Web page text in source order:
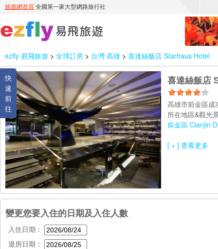
ezfly 易飛旅遊 > 全球訂房 > 台灣 高雄 > 喜達絲飯店 Starhaus Hotel
快
速
前
往
喜達絲飯店
高雄市前金區
所在地區&觀光
前金區 Cianjin
[ + ] 查看更多
變更您要入住的日期及入住人數
入住日期：
退房日期：